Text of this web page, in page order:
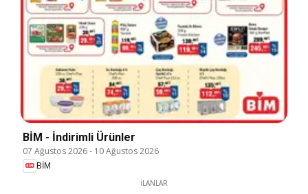
BİM - İndirimli Ürünler
07 Ağustos 2026- 10 Ağustos 2026
BİM
İLANLAR